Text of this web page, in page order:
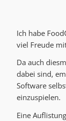
Ich habe
viel Freude
Da auch
dabei sind,
Software
einzuspielen.
Eine